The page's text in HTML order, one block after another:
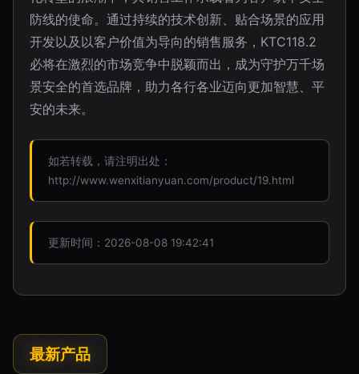
防线的使命。通过持续的技术创新、贴合场景的应用
开发以及以客户价值为导向的销售服务，KTC118.2
必将在激烈的市场竞争中脱颖而出，成为守护万千场
景安全的首选品牌，助力各行各业迈向更加智慧、平
安的未来。
如若转载，请注明出处：
http://www.wenxitianyuan.com/product/19.html
更新时间：2026-08-08 19:42:41
最新产品